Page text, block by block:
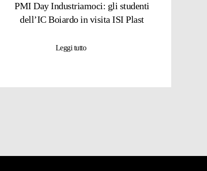
PMI Day Industriamoci: gli studenti
dell’IC Boiardo in visita ISI Plast
Leggi tutto